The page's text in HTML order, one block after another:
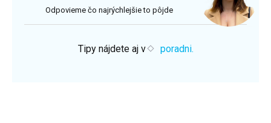
Odpovieme čo najrýchlejšie to pôjde
Tipy nájdete aj v poradni.